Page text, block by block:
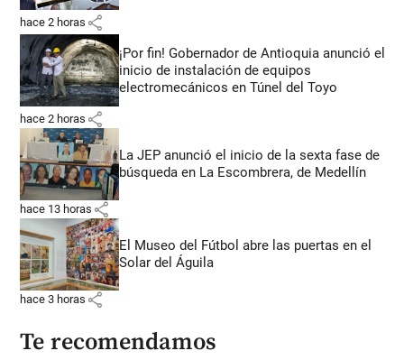
hace 2 horas share
¡Por fin! Gobernador de Antioquia anunció el
inicio de instalación de equipos
electromecánicos en Túnel del Toyo
hace 2 horas share
La JEP anunció el inicio de la sexta fase de
búsqueda en La Escombrera, de Medellín
hace 13 horas share
El Museo del Fútbol abre las puertas en el
Solar del Águila
hace 3 horas share
Te recomendamos